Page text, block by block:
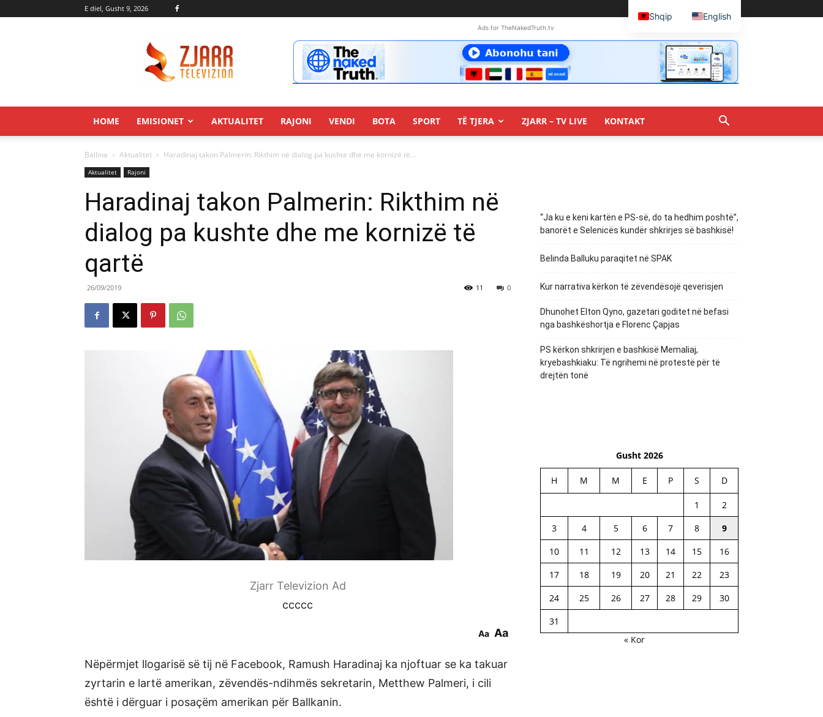
E diel, Gusht 9, 2026
Ads for TheNakedTruth.tv
HOME EMISIONET AKTUALITET RAJONI VENDI BOTA SPORT TË TJERA ZJARR – TV LIVE KONTAKT
Ballina Aktualitet Haradinaj takon Palmerin: Rikthim në dialog pa kushte dhe me kornizë të...
Aktualitet Rajoni
Haradinaj takon Palmerin: Rikthim në
dialog pa kushte dhe me kornizë të
qartë
26/09/2019 0
11
Zjarr Televizion Ad
ccccc
Aa Aa
Nëpërmjet llogarisë së tij në Facebook, Ramush Haradinaj ka njoftuar se ka takuar
zyrtarin e lartë amerikan, zëvendës-ndihmës sekretarin, Metthew Palmeri, i cili
është i dërguar i posaçëm amerikan për Ballkanin.
“Ja ku e keni kartën e PS-së, do ta hedhim poshtë”,
banorët e Selenicës kundër shkrirjes së bashkisë!
Belinda Balluku paraqitet në SPAK
Kur narrativa kërkon të zëvendësojë qeverisjen
Dhunohet Elton Qyno, gazetari goditet në befasi
nga bashkëshortja e Florenc Çapjas
PS kërkon shkrirjen e bashkisë Memaliaj,
kryebashkiaku: Të ngrihemi në protestë për të
drejtën tonë
Gusht 2026
H M M E P S D
1
2
3
4 5 6 7 8
9
10
11 12 13 14 15
16
17
18 19 20 21 22
23
24
25 26 27 28 29
30
31
« Kor
Shqip English